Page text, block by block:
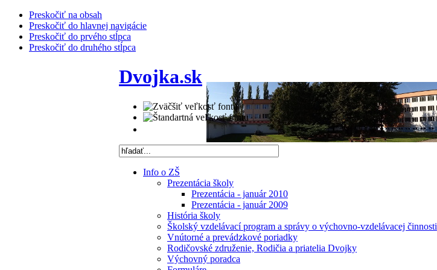
Preskočiť na obsah
Preskočiť do hlavnej navigácie
Preskočiť do prvého stĺpca
Preskočiť do druhého stĺpca
Dvojka.sk
Info o ZŠ
Prezentácia školy
Prezentácia - január 2010
Prezentácia - január 2009
História školy
Školský vzdelávací program a správy o výchovno-vzdelávacej činnosti
Vnútorné a prevádzkové poriadky
Rodičovské združenie, Rodičia a priatelia Dvojky
Výchovný poradca